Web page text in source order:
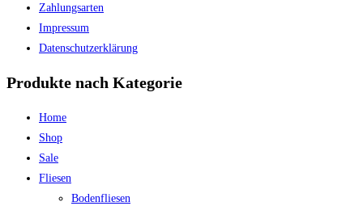
Zahlungsarten
Impressum
Datenschutzerklärung
Produkte nach Kategorie
Home
Shop
Sale
Fliesen
Bodenfliesen